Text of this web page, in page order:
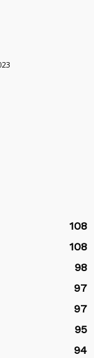
108
108
98
97
97
95
94